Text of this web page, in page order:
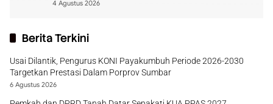
4 Agustus 2026
Berita Terkini
Usai Dilantik, Pengurus KONI Payakumbuh Periode 2026-2030
Targetkan Prestasi Dalam Porprov Sumbar
6 Agustus 2026